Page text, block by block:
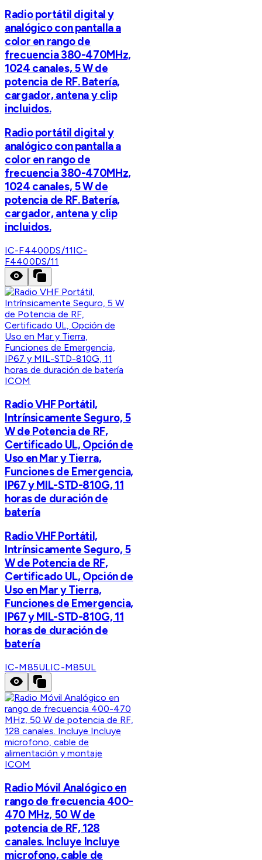
Radio portátil digital y
analógico con pantalla a
color en rango de
frecuencia 380-470MHz,
1024 canales, 5 W de
potencia de RF. Batería,
cargador, antena y clip
incluidos.
Radio portátil digital y
analógico con pantalla a
color en rango de
frecuencia 380-470MHz,
1024 canales, 5 W de
potencia de RF. Batería,
cargador, antena y clip
incluidos.
IC-F4400DS/11IC-
F4400DS/11
ICOM
Radio VHF Portátil,
Intrínsicamente Seguro, 5
W de Potencia de RF,
Certificado UL, Opción de
Uso en Mar y Tierra,
Funciones de Emergencia,
IP67 y MIL-STD-810G, 11
horas de duración de
batería
Radio VHF Portátil,
Intrínsicamente Seguro, 5
W de Potencia de RF,
Certificado UL, Opción de
Uso en Mar y Tierra,
Funciones de Emergencia,
IP67 y MIL-STD-810G, 11
horas de duración de
batería
IC-M85ULIC-M85UL
ICOM
Radio Móvil Analógico en
rango de frecuencia 400-
470 MHz, 50 W de
potencia de RF, 128
canales. Incluye Incluye
microfono, cable de